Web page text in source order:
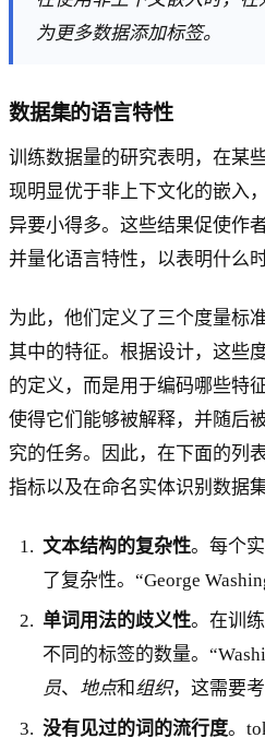
为更多数据添加标签。
数据集的语言特性
训练数据量的研究表明，在某
现明显优于非上下文化的嵌入
异要小得多。这些结果促使作
并量化语言特性，以表明什么
为此，他们定义了三个度量标
其中的特征。根据设计，这些
的定义，而是用于编码哪些特
使得它们能够被解释，并随后
究的任务。因此，在下面的列
指标以及在命名实体识别数据
文本结构的复杂性。每个
了复杂性。“George
单词用法的歧义性。在训
不同的标签的数量。
员、 地点和 组织，这需要
没有见过的词的流行度。